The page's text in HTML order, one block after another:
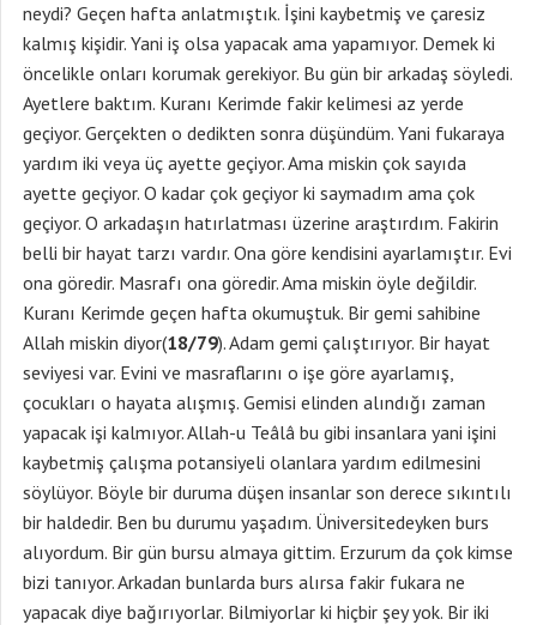
neydi? Geçen hafta anlatmıştık. İşini kaybetmiş ve çaresiz
kalmış kişidir. Yani iş olsa yapacak ama yapamıyor. Demek ki
öncelikle onları korumak gerekiyor. Bu gün bir arkadaş söyledi.
Ayetlere baktım. Kuranı Kerimde fakir kelimesi az yerde
geçiyor. Gerçekten o dedikten sonra düşündüm. Yani fukaraya
yardım iki veya üç ayette geçiyor. Ama miskin çok sayıda
ayette geçiyor. O kadar çok geçiyor ki saymadım ama çok
geçiyor. O arkadaşın hatırlatması üzerine araştırdım. Fakirin
belli bir hayat tarzı vardır. Ona göre kendisini ayarlamıştır. Evi
ona göredir. Masrafı ona göredir. Ama miskin öyle değildir.
Kuranı Kerimde geçen hafta okumuştuk. Bir gemi sahibine
Allah miskin diyor(18/79). Adam gemi çalıştırıyor. Bir hayat
seviyesi var. Evini ve masraflarını o işe göre ayarlamış,
çocukları o hayata alışmış. Gemisi elinden alındığı zaman
yapacak işi kalmıyor. Allah-u Teâlâ bu gibi insanlara yani işini
kaybetmiş çalışma potansiyeli olanlara yardım edilmesini
söylüyor. Böyle bir duruma düşen insanlar son derece sıkıntılı
bir haldedir. Ben bu durumu yaşadım. Üniversitedeyken burs
alıyordum. Bir gün bursu almaya gittim. Erzurum da çok kimse
bizi tanıyor. Arkadan bunlarda burs alırsa fakir fukara ne
yapacak diye bağırıyorlar. Bilmiyorlar ki hiçbir şey yok. Bir iki